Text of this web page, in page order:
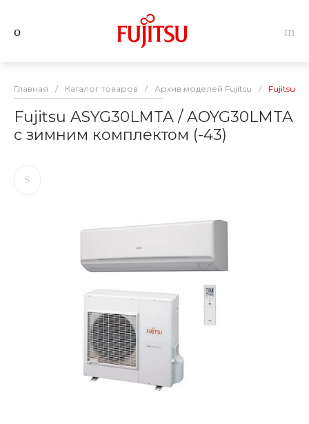
Главная / Каталог товаров / Архив моделей Fujitsu / Fujitsu
Fujitsu ASYG30LMTA / AOYG30LMTA
с зимним комплектом (-43)